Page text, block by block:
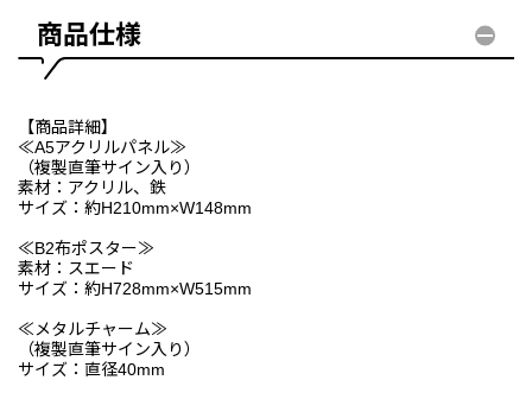
商品仕様
【商品詳細】
≪A5アクリルパネル≫
（複製直筆サイン入り）
素材：アクリル、鉄
サイズ：約H210mm×W148mm
≪B2布ポスター≫
素材：スエード
サイズ：約H728mm×W515mm
≪メタルチャーム≫
（複製直筆サイン入り）
サイズ：直径40mm